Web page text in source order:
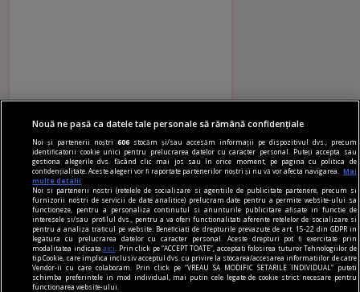
Nouă ne pasă ca datele tale personale să rămână confidențiale
Noi și partenerii noștri606 stocăm și/sau accesăm informații pe dispozitivul dvs., precum
identificatorii cookie unici pentru prelucrarea datelor cu caracter personal. Puteți accepta sau
gestiona alegerile dvs. făcând clic mai jos sau în orice moment, pe pagina cu politica de
confidențialitate. Aceste alegeri vor fi raportate partenerilor noștri și nu vă vor afecta navigarea.
Mai
multe detalii
Noi si partenerii nostri (retelele de socializare si agentiile de publicitate partenere, precum si
furnizorii nostri de servicii de date analitice) prelucram date pentru a permite website-ului sa
functioneze, pentru a personaliza continutul si anunturile publicitare afisate in functie de
interesele si/sau profilul dvs., pentru a va oferi functionalitati aferente retelelor de socializare si
pentru a analiza traficul pe website. Beneficiati de drepturile prevazute de art. 15-22 din GDPR in
legatura cu prelucrarea datelor cu caracter personal. Aceste drepturi pot fi exercitate prin
modalitatea indicataaici
. Prin click pe “ACCEPT TOATE”, acceptati folosirea tuturor Tehnologiilor de
tip Cookie, care implica inclusiv acceptul dvs. cu privire la stocarea/accesarea informatiilor de catre
Vendor-ii cu care colaboram. Prin click pe “VREAU SA MODIFIC SETARILE INDIVIDUAL” puteti
schimba preferintele in mod individual, mai putin cele legate de cookie strict necesare pentru
functionarea website-ului.